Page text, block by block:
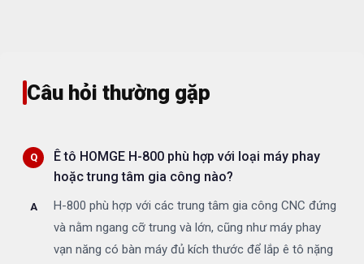
Câu hỏi thường gặp
Ê tô HOMGE H-800 phù hợp với loại máy phay
hoặc trung tâm gia công nào?
H-800 phù hợp với các trung tâm gia công CNC đứng
và nằm ngang cỡ trung và lớn, cũng như máy phay
vạn năng có bàn máy đủ kích thước để lắp ê tô nặng